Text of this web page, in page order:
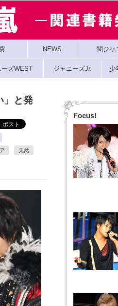
NEWS 関ジャ
ーズWEST ジャニーズJr. 少
」と発
天然
Focus!